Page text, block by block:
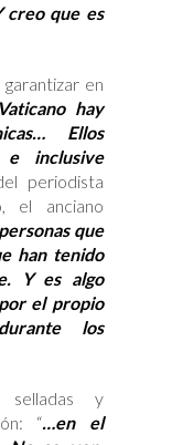
creo que es
en
hay
Ellos
e inclusive
periodista
el anciano
que
han tenido
Y es algo
el propio
los
selladas y
“…en el